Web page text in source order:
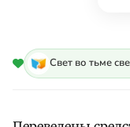
Свет во тьме